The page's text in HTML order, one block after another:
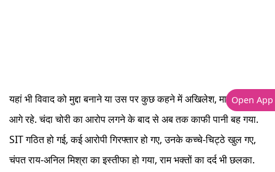
यहां भी विवाद को मुद्दा बनाने या उस पर कुछ कहने में अखिलेश, मायावती से
आगे रहे. चंदा चोरी का आरोप लगने के बाद से अब तक काफी पानी बह गया.
SIT गठित हो गई, कई आरोपी गिरफ्तार हो गए, उनके कच्चे-चिट्ठे खुल गए,
चंपत राय-अनिल मिश्रा का इस्तीफा हो गया, राम भक्तों का दर्द भी छलका.
Open App